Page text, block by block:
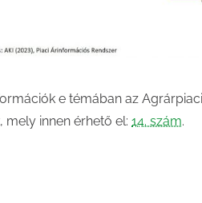
e témában az
mely innen érhető el: 14. szám.